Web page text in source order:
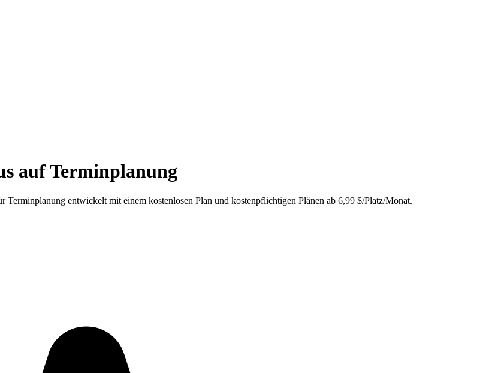
auf Terminplanung
entwickelt mit einem kostenlosen Plan und kostenpflichtigen Plänen ab 6,99 $/Platz/Monat.